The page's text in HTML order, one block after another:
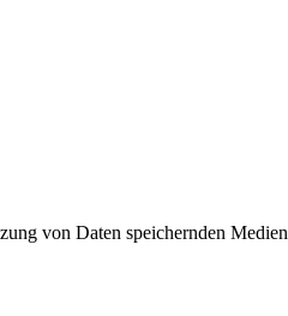
von Daten speichernden Medien